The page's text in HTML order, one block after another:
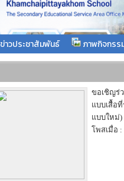
ข่าวประชาสัมพันธ์ ภาพกิจกรร
ขอเชิญร่
แบบเสื้อ
แบบใหม่)
โพสเมื่อ :